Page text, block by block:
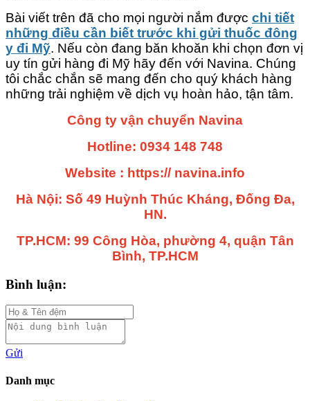
Bài viết trên đã cho mọi người nắm được chi tiết
những điều cần biết trước khi gửi thuốc đông
y đi Mỹ. Nếu còn đang băn khoăn khi chọn đơn vị
uy tín gửi hàng đi Mỹ hãy đến với Navina. Chúng
tôi chắc chắn sẽ mang đến cho quý khách hàng
những trải nghiệm về dịch vụ hoàn hảo, tận tâm.
Công ty vận chuyển Navina
Hotline: 0934 148 748
Website : https:// navina.info
Hà Nội: Số 49 Huỳnh Thúc Kháng, Đống Đa,
HN.
TP.HCM: 99 Công Hòa, phường 4, quận Tân
Bình, TP.HCM
Bình luận:
Gửi
Danh mục